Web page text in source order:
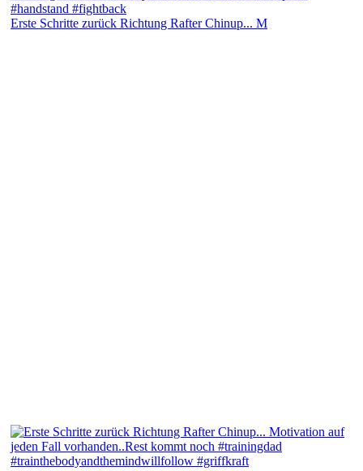
Erste Schritte zurück Richtung Rafter Chinup... M